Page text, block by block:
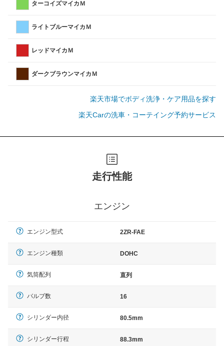
ターコイズマイカＭ
ライトブルーマイカＭ
レッドマイカＭ
ダークブラウンマイカＭ
楽天市場でボディ洗浄・ケア用品を探す
楽天Carの洗車・コーテイング予約サービス
走行性能
エンジン
エンジン型式 2ZR-FAE
エンジン種類 DOHC
気筒配列 直列
バルブ数 16
シリンダー内径 80.5mm
シリンダー行程 88.3mm